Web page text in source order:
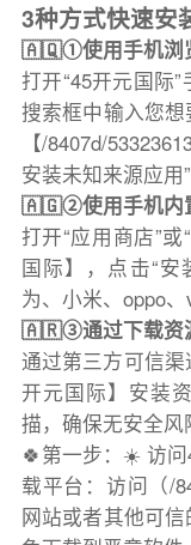
3种方式快速安
🇦🇶①使用手机浏
打开“45开元国际
搜索框中输入您
【/8407d/
安装未知来源应用”
🇦🇬②使用手机内
打开“应用商店”
国际】，点击“
为、小米、oppo、
🇦🇷③通过下载资
通过第三方可信
开元国际】安装
描，确保无安全风
🍀第一步：☀️ 访
载平台：访问（/
网站或者其他可